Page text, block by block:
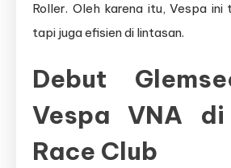
Roller. Oleh karena itu, Vespa
tapi juga efisien di lintasan.
Debut
Vespa VNA
Race Club